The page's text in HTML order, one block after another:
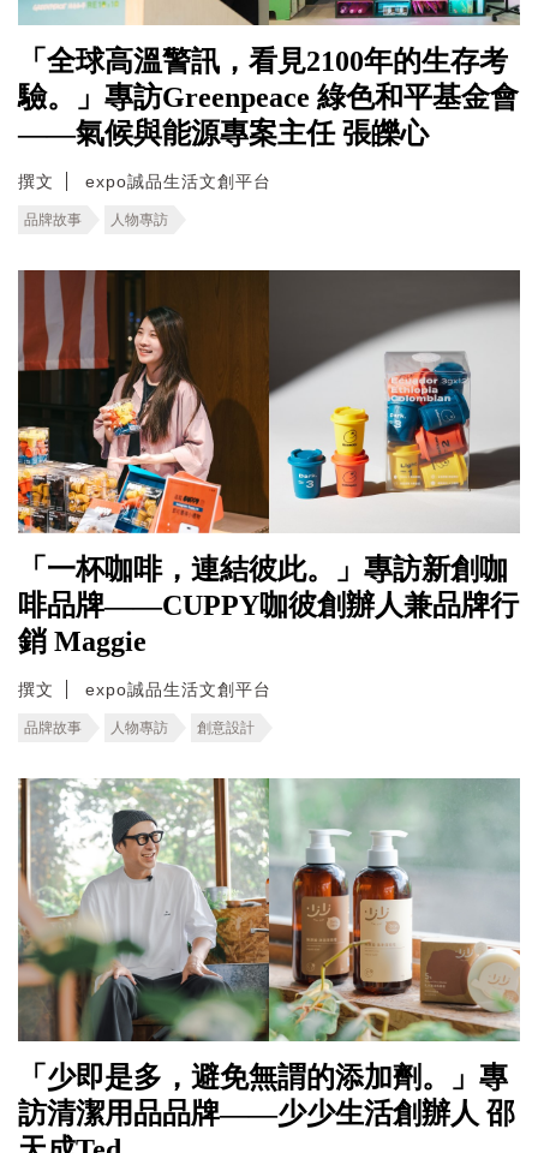
「全球高溫警訊，看見2100年的生存考
驗。」專訪Greenpeace 綠色和平基金會
——氣候與能源專案主任 張皪心
撰文 expo誠品生活文創平台
品牌故事 人物專訪
「一杯咖啡，連結彼此。」專訪新創咖
啡品牌——CUPPY咖彼創辦人兼品牌行
銷 Maggie
撰文 expo誠品生活文創平台
品牌故事 人物專訪 創意設計
「少即是多，避免無謂的添加劑。」專
訪清潔用品品牌——少少生活創辦人 邵